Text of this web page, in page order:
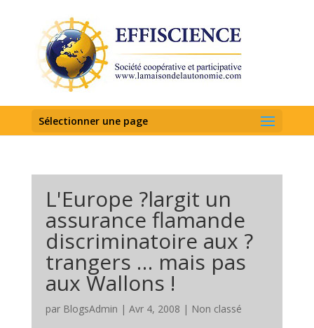
Sélectionner une page
L'Europe ?largit un
assurance flamande
discriminatoire aux ?
trangers … mais pas
aux Wallons !
par BlogsAdmin | Avr 4, 2008 | Non classé